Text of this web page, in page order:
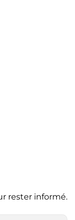
rester informé.